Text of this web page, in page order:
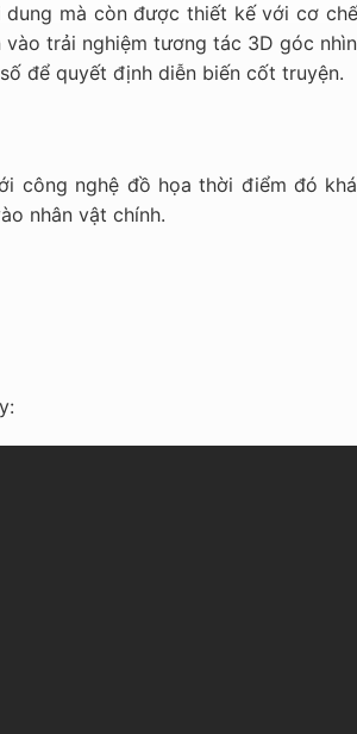
dung mà còn được thiết kế với cơ chế
trải nghiệm tương tác 3D góc nhìn
để quyết định diễn biến cốt truyện.
công nghệ đồ họa thời điểm đó khá
nhân vật chính.